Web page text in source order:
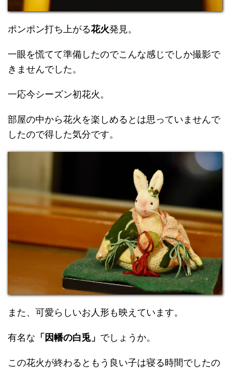
ポンポン打ち上がる花火発見。
一眼を慌てて準備したのでこんな感じでしか撮影で
きませんでした。
一応今シーズン初花火。
部屋の中から花火を楽しめるとは思っていませんで
したので得した気分です。
また、可愛らしいお人形も映えています。
有名な 「因幡の白兎」 でしょうか。
この花火が終わるともう良い子は寝る時間でしたの